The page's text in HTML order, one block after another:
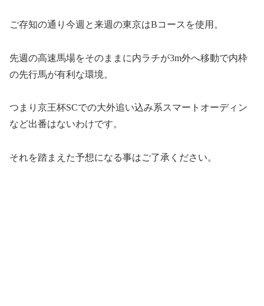
ご存知の通り今週と来週の東京はBコースを使用。
先週の高速馬場をそのままに内ラチが3m外へ移動で内枠
の先行馬が有利な環境。
つまり京王杯SCでの大外追い込み系スマートオーディン
など出番はないわけです。
それを踏まえた予想になる事はご了承ください。